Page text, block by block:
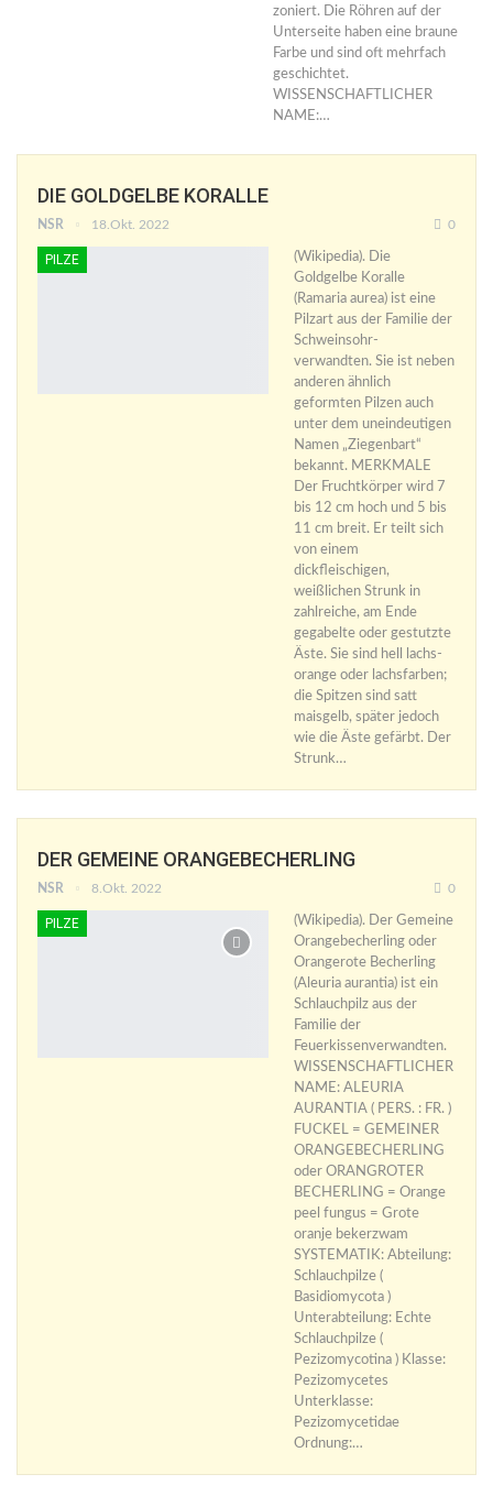
zoniert. Die Röhren auf der
Unterseite haben eine braune
Farbe und sind oft mehrfach
geschichtet.
WISSENSCHAFTLICHER
NAME:…
DIE GOLDGELBE KORALLE
NSR 18.Okt. 2022 0
PILZE
(Wikipedia). Die
Goldgelbe Koralle
(Ramaria aurea) ist eine
Pilzart aus der Familie der
Schweinsohr-
verwandten. Sie ist neben
anderen ähnlich
geformten Pilzen auch
unter dem uneindeutigen
Namen „Ziegenbart“
bekannt. MERKMALE
Der Fruchtkörper wird 7
bis 12 cm hoch und 5 bis
11 cm breit. Er teilt sich
von einem
dickfleischigen,
weißlichen Strunk in
zahlreiche, am Ende
gegabelte oder gestutzte
Äste. Sie sind hell lachs-
orange oder lachsfarben;
die Spitzen sind satt
maisgelb, später jedoch
wie die Äste gefärbt. Der
Strunk…
DER GEMEINE ORANGEBECHERLING
NSR 8.Okt. 2022 0
PILZE
(Wikipedia). Der Gemeine
Orangebecherling oder
Orangerote Becherling
(Aleuria aurantia) ist ein
Schlauchpilz aus der
Familie der
Feuerkissenverwandten.
WISSENSCHAFTLICHER
NAME: ALEURIA
AURANTIA ( PERS. : FR. )
FUCKEL = GEMEINER
ORANGEBECHERLING
oder ORANGROTER
BECHERLING = Orange
peel fungus = Grote
oranje bekerzwam
SYSTEMATIK: Abteilung:
Schlauchpilze (
Basidiomycota )
Unterabteilung: Echte
Schlauchpilze (
Pezizomycotina ) Klasse:
Pezizomycetes
Unterklasse:
Pezizomycetidae
Ordnung:…